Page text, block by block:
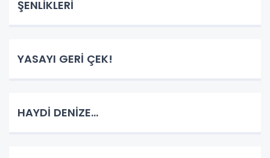
ŞENLİKLERİ
YASAYI GERİ ÇEK!
HAYDİ DENİZE...